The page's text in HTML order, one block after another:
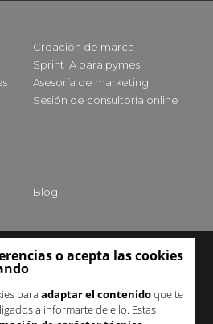
o acepta las cookies
para adaptar el contenidoque te
a informarte de ello. Estas
Creación de marca
Sprint IA para pymes
Asesoría de marketing
Sesión de consultoría online
Blog